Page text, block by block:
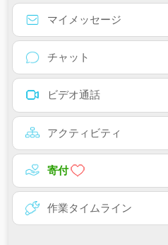
マイメッセージ
チャット
ビデオ通話
アクティビティ
寄付
作業タイムライン